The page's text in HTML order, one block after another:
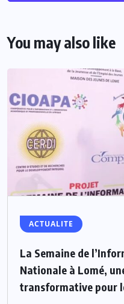
You may also like
ACTUALITE
La Semaine de
Nationale à Lomé,
transformative pour